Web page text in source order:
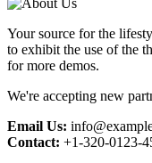
Your source for the
to exhibit the use of the
for more demos.
We're accepting new
Email Us:
Contact: +1-320-0123-